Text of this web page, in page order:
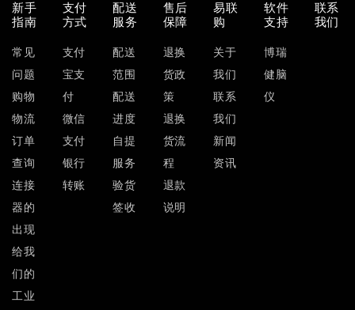
新手
指南
常见
问题
购物
物流
订单
查询
连接
器的
出现
给我
们的
工业
支付
方式
支付
宝支
付
微信
支付
银行
转账
配送
服务
配送
范围
配送
进度
自提
服务
验货
签收
售后
保障
退换
货政
策
退换
货流
程
退款
说明
易联
购
关于
我们
联系
我们
新闻
资讯
软件
支持
博瑞
健脑
仪
联系
我们